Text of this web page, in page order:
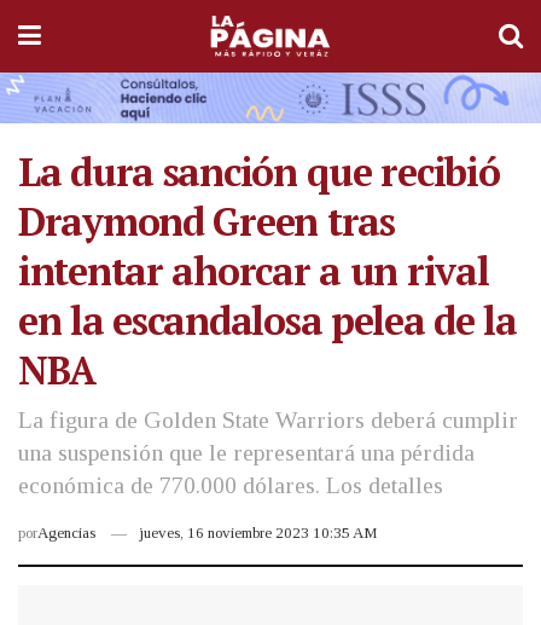
La dura sanción que recibió
Draymond Green tras
intentar ahorcar a un rival
en la escandalosa pelea de la
NBA
La figura de Golden State Warriors deberá cumplir
una suspensión que le representará una pérdida
económica de 770.000 dólares. Los detalles
porAgencias jueves, 16 noviembre 2023 10:35 AM